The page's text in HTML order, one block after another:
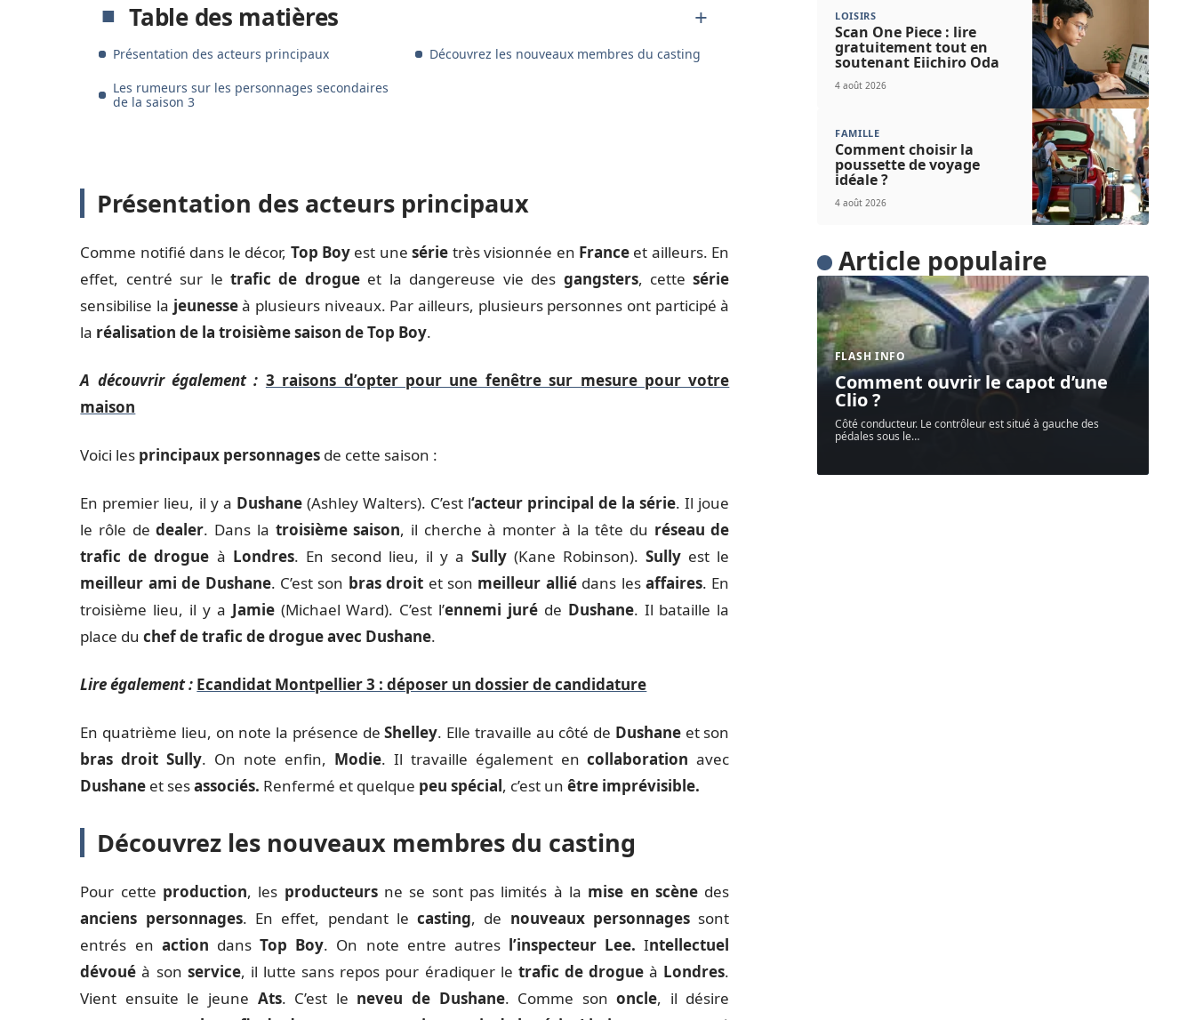
Table des matières
Présentation des acteurs principaux
Découvrez les nouveaux membres du casting
Les rumeurs sur les personnages secondaires
de la saison 3
Présentation des acteurs principaux
Comme notifié dans le décor, Top Boyest unesérie très visionnée en France et ailleurs. En
effet, centré sur letrafic de drogueet la dangereuse vie des gangsters, cettesérie
sensibilise la jeunesseà plusieurs niveaux. Par ailleurs, plusieurs personnes ont participé à
la réalisation de la troisième saison de Top Boy.
A découvrir également : 3 raisons d’opter pour une fenêtre sur mesure pour votre
maison
Voici les principaux personnages de cette saison :
En premier lieu, il y a Dushane(Ashley Walters). C’est l‘acteur principal de la série. Il joue
le rôle dedealer. Dans la troisième saison, il cherche à monter à la tête du réseau de
trafic de drogue à Londres. En second lieu, il y aSully (Kane Robinson).Sully est le
meilleur ami de Dushane. C’est son bras droit et son meilleur alliédans les affaires. En
troisième lieu, il y a Jamie(Michael Ward). C’est l’ennemi juré de Dushane. Il bataille la
place duchef detrafic de drogue avec Dushane.
Lire également : Ecandidat Montpellier 3 : déposer un dossier de candidature
En quatrième lieu, on note la présence deShelley. Elle travaille au côté de Dushaneet son
bras droit Sully. On note enfin, Modie. Il travaille également encollaboration avec
Dushane et sesassociés. Renfermé et quelque peu spécial, c’est unêtre imprévisible.
Découvrez les nouveaux membres du casting
Pour cette production, les producteursne se sont pas limités à la mise en scène des
anciens personnages. En effet, pendant lecasting, de nouveaux personnages sont
entrés en action dansTop Boy. On note entre autres l’inspecteur Lee. Intellectuel
dévouéà son service, il lutte sans repos pour éradiquer le trafic de drogue à Londres.
Vient ensuite le jeune Ats. C’est le neveu de Dushane. Comme sononcle, il désire
LOISIRS
Scan One Piece : lire
gratuitement tout en
soutenant Eiichiro Oda
4 août 2026
FAMILLE
Comment choisir la
poussette de voyage
idéale ?
4 août 2026
Article populaire
FLASH INFO
Comment ouvrir le capot d’une
Clio ?
Côté conducteur. Le contrôleur est situé à gauche des
pédales sous le…